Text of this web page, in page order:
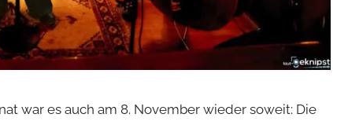
war es auch am 8. November wieder soweit: Die